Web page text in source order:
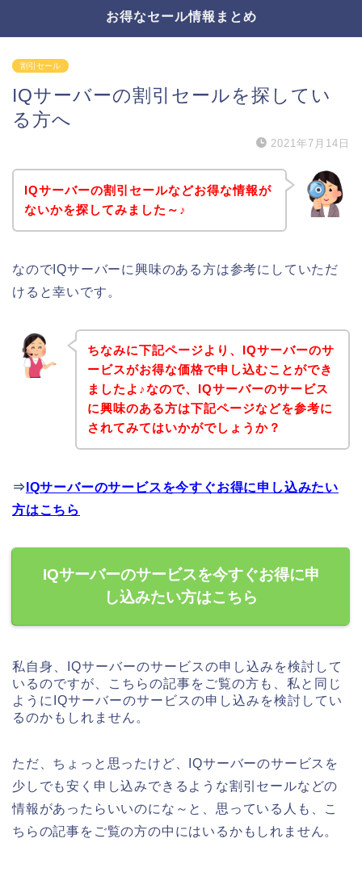
お得なセール情報まとめ
割引セール
IQサーバーの割引セールを探してい
る方へ
2021年7月14日
IQサーバーの割引セールなどお得な情報が
ないかを探してみました～♪
なのでIQサーバーに興味のある方は参考にしていただ
けると幸いです。
ちなみに下記ページより、IQサーバーのサ
ービスがお得な価格で申し込むことができ
ましたよ♪なので、IQサーバーのサービス
に興味のある方は下記ページなどを参考に
されてみてはいかがでしょうか？
⇒ IQサーバーのサービスを今すぐお得に申し込みたい
方はこちら
IQサーバーのサービスを今すぐお得に申
し込みたい方はこちら
私自身、IQサーバーのサービスの申し込みを検討して
いるのですが、こちらの記事をご覧の方も、私と同じ
ようにIQサーバーのサービスの申し込みを検討してい
るのかもしれません。
ただ、ちょっと思ったけど、IQサーバーのサービスを
少しでも安く申し込みできるような割引セールなどの
情報があったらいいのにな～と、思っている人も、こ
ちらの記事をご覧の方の中にはいるかもしれません。